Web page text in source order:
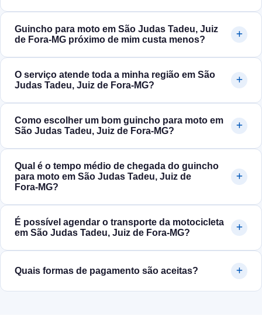
Guincho para moto em São Judas Tadeu, Juiz
de Fora‑MG próximo de mim custa menos?
O serviço atende toda a minha região em São
Judas Tadeu, Juiz de Fora‑MG?
Como escolher um bom guincho para moto em
São Judas Tadeu, Juiz de Fora‑MG?
Qual é o tempo médio de chegada do guincho
para moto em São Judas Tadeu, Juiz de
Fora‑MG?
É possível agendar o transporte da motocicleta
em São Judas Tadeu, Juiz de Fora‑MG?
Quais formas de pagamento são aceitas?